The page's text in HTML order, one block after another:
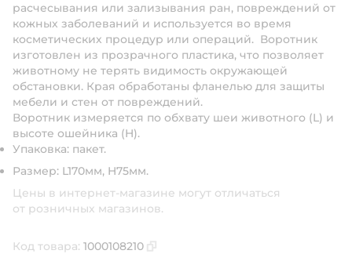
расчесывания или зализывания ран, повреждений от
кожных заболеваний и используется во время
косметических процедур или операций. Воротник
изготовлен из прозрачного пластика, что позволяет
животному не терять видимость окружающей
обстановки. Края обработаны фланелью для защиты
мебели и стен от повреждений.
Воротник измеряется по обхвату шеи животного (L) и
высоте ошейника (H).
Упаковка: пакет.
Размер: L170мм, H75мм.
Цены в интернет-магазине могут отличаться
от розничных магазинов.
Код товара: 1000108210